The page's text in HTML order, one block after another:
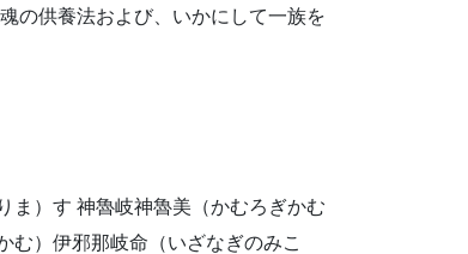
の供養法および、いかにして一族を
ま）す 神魯岐神魯美（かむろぎかむ
む）伊邪那岐命（いざなぎのみこ